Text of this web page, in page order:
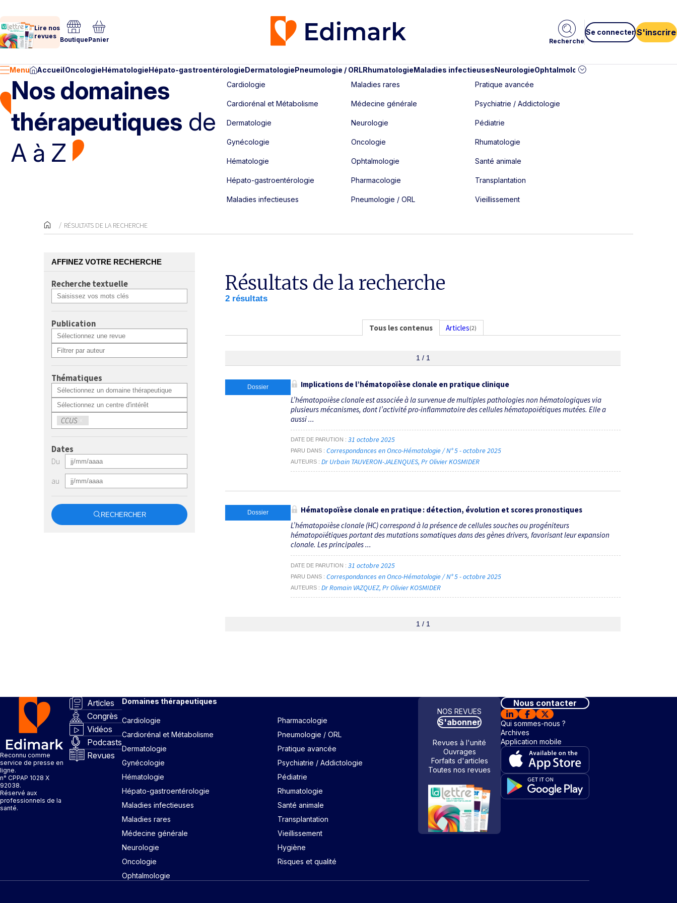
Lire nos
revues BoutiquePanier Recherche
Se connecter S'inscrire
Menu AccueilOncologieHématologieHépato-gastroentérologieDermatologiePneumologie / ORLRhumatologieMaladies infectieusesNeurologieOphtalmologie
Nos domaines
thérapeutiques de
A à Z
Cardiologie
Cardiorénal et Métabolisme
Dermatologie
Gynécologie
Hématologie
Hépato-gastroentérologie
Maladies infectieuses
Maladies rares
Médecine générale
Neurologie
Oncologie
Ophtalmologie
Pharmacologie
Pneumologie / ORL
Pratique avancée
Psychiatrie / Addictologie
Pédiatrie
Rhumatologie
Santé animale
Transplantation
Vieillissement
RÉSULTATS DE LA RECHERCHE
AFFINEZ VOTRE RECHERCHE
Recherche textuelle
Publication
Thématiques
CCUS ×
Dates
Du
au
RECHERCHER
Résultats de la recherche
2 résultats
Tous les contenus Articles(2)
1 / 1
Dossier
Implications de l’hématopoïèse clonale en pratique clinique
L’hématopoïèse clonale est associée à la survenue de multiples pathologies non hématologiques via
plusieurs mécanismes, dont l’activité pro-inflammatoire des cellules hématopoïétiques mutées. Elle a
aussi ...
DATE DE PARUTION 31 octobre 2025
PARU DANS Correspondances en Onco-Hématologie / N° 5 - octobre 2025
AUTEURS Dr Urbain TAUVERON-JALENQUES Pr Olivier KOSMIDER
Dossier
Hématopoïèse clonale en pratique : détection, évolution et scores pronostiques
L’hématopoïèse clonale (HC) correspond à la présence de cellules souches ou progéniteurs
hématopoïétiques portant des mutations somatiques dans des gènes drivers, favorisant leur expansion
clonale. Les principales ...
DATE DE PARUTION 31 octobre 2025
PARU DANS Correspondances en Onco-Hématologie / N° 5 - octobre 2025
AUTEURS Dr Romain VAZQUEZ Pr Olivier KOSMIDER
1 / 1
Reconnu comme
service de presse en
ligne.
n° CPPAP 1028 X
92038.
Réservé aux
professionnels de la
santé.
Articles
Congrès
Vidéos
Podcasts
Revues
Domaines thérapeutiques
Cardiologie
Cardiorénal et Métabolisme
Dermatologie
Gynécologie
Hématologie
Hépato-gastroentérologie
Maladies infectieuses
Maladies rares
Médecine générale
Neurologie
Oncologie
Ophtalmologie
Pharmacologie
Pneumologie / ORL
Pratique avancée
Psychiatrie / Addictologie
Pédiatrie
Rhumatologie
Santé animale
Transplantation
Vieillissement
Hygiène
Risques et qualité
NOS REVUES
S'abonner
Revues à l'unité
Ouvrages
Forfaits d'articles
Toutes nos revues
Nous contacter
Qui sommes-nous ?
Archives
Application mobile